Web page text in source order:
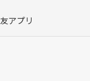
アプリ